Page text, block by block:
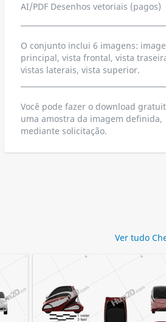
AI/PDF Desenhos vetoriais (pagos)
O conjunto inclui 6 imagens:
principal, vista frontal, vista
vistas laterais, vista superior.
Você pode fazer o download
uma amostra da imagem definida,
mediante solicitação.
Ver tudo